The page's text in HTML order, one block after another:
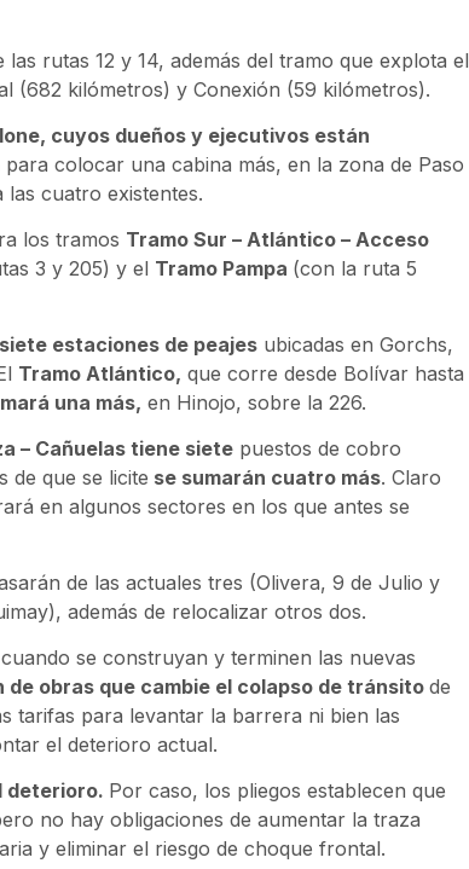
rutas 12 y 14, además del tramo que explota el
(682 kilómetros) y Conexión (59 kilómetros).
cuyos dueños y ejecutivos están
colocar una cabina más, en la zona de Paso
cuatro existentes.
los tramos Tramo Sur – Atlántico – Acceso
3 y 205) y el Tramo Pampa (con la ruta 5
estaciones de peajes ubicadas en Gorchs,
Tramo Atlántico, que corre desde Bolívar hasta
una más, en Hinojo, sobre la 226.
– Cañuelas tiene siete puestos de cobro
de que se licite se sumarán cuatro más. Claro
en algunos sectores en los que antes se
de las actuales tres (Olivera, 9 de Julio y
además de relocalizar otros dos.
se construyan y terminen las nuevas
de obras que cambie el colapso de tránsito de
tarifas para levantar la barrera ni bien las
el deterioro actual.
deterioro. Por caso, los pliegos establecen que
no hay obligaciones de aumentar la traza
y eliminar el riesgo de choque frontal.